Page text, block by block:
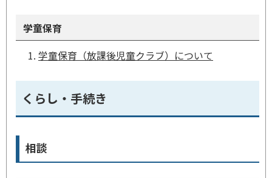
学童保育
学童保育（放課後児童クラブ）について
くらし・手続き
相談